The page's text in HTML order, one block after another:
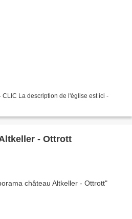
La description de l'église est ici -
- Ottrott